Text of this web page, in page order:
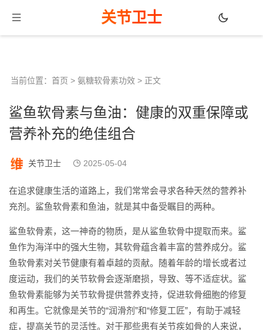
关节卫士
当前位置： 首页 > 氨糖软骨素功效 > 正文
鲨鱼软骨素与鱼油：健康的双重保障或
营养补充的绝佳组合
关节卫士 2025-05-04
在追求健康生活的道路上，我们常常会寻求各种天然的营养补
充剂。鲨鱼软骨素和鱼油，就是其中备受瞩目的两种。
鲨鱼软骨素，这一神奇的物质，是从鲨鱼软骨中提取而来。鲨
鱼作为海洋中的强大生物，其软骨蕴含着丰富的营养成分。鲨
鱼软骨素对关节健康有着卓越的贡献。随着年龄的增长或者过
度运动，我们的关节软骨会逐渐磨损，导致、等不适症状。鲨
鱼软骨素能够为关节软骨提供营养支持，促进软骨细胞的修复
和再生。它就像是关节的“润滑剂”和“修复工匠”，有助于减轻
症，提高关节的灵活性。对于那些患有关节疾如骨的人来说，